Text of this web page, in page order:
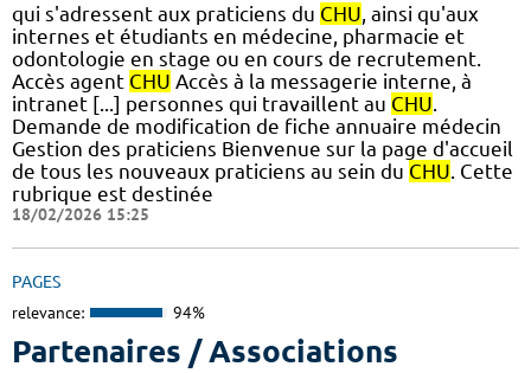
qui s'adressent aux praticiens du CHU , ainsi qu'aux
internes et étudiants en médecine, pharmacie et
odontologie en stage ou en cours de recrutement.
Accès agent CHU Accès à la messagerie interne, à
intranet [...] personnes qui travaillent au CHU
Demande de modification de fiche annuaire médecin
Gestion des praticiens Bienvenue sur la page d'accueil
de tous les nouveaux praticiens au sein du CHU . Cette
rubrique est destinée
18/02/2026 15:25
PAGES
relevance: 94%
Partenaires / Associations